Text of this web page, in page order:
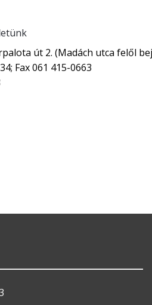
út 2. (Madách utca felől
Fax 061 415-0663